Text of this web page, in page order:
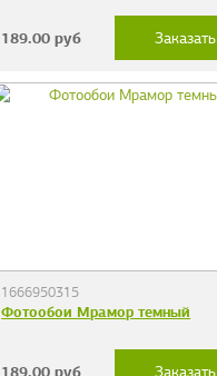
189.00 руб Заказать
1666950315
Фотообои Мрамор темный
189.00 руб Заказать